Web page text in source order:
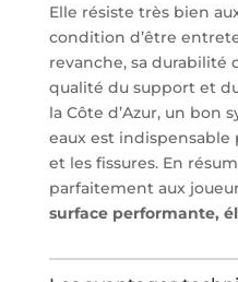
Elle résiste très bien
condition d’être
revanche, sa
qualité du support et
la Côte d’Azur, un bon
eaux est
et les fissures. En
parfaitement aux
surface performante,